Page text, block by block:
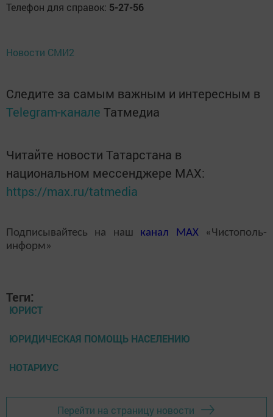
Телефон для справок: 5-27-56
Новости СМИ2
Следите за самым важным и интересным в
Telegram-канале Татмедиа
Читайте новости Татарстана в
национальном мессенджере MАХ:
https://max.ru/tatmedia
Подписывайтесь на наш канал MAX«Чистополь-
информ»
Теги:
ЮРИСТ
ЮРИДИЧЕСКАЯ ПОМОЩЬ НАСЕЛЕНИЮ
НОТАРИУС
Перейти на страницу новости